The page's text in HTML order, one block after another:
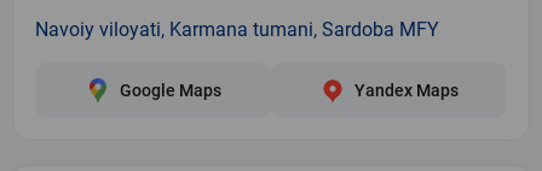
Navoiy viloyati, Karmana tumani, Sardoba MFY
Google Maps Yandex Maps